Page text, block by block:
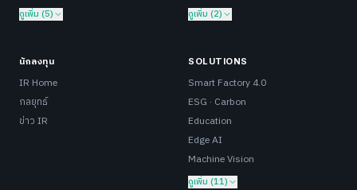
ดูเพิ่ม (5) ดูเพิ่ม (2)
นักลงทุน
IR Home
กลยุทธ์
ข่าว IR
SOLUTIONS
Smart Factory 4.0
ESG · Carbon
Education
Edge AI
Machine Vision
ดูเพิ่ม (11)